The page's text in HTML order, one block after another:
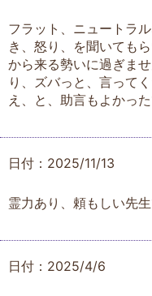
フラット、ニュートラ
き、怒り、を聞いても
から来る勢いに過ぎま
り、ズバっと、言って
え、と、助言もよかった
日付：2025/11/13
霊力あり、頼もしい先
日付：2025/4/6